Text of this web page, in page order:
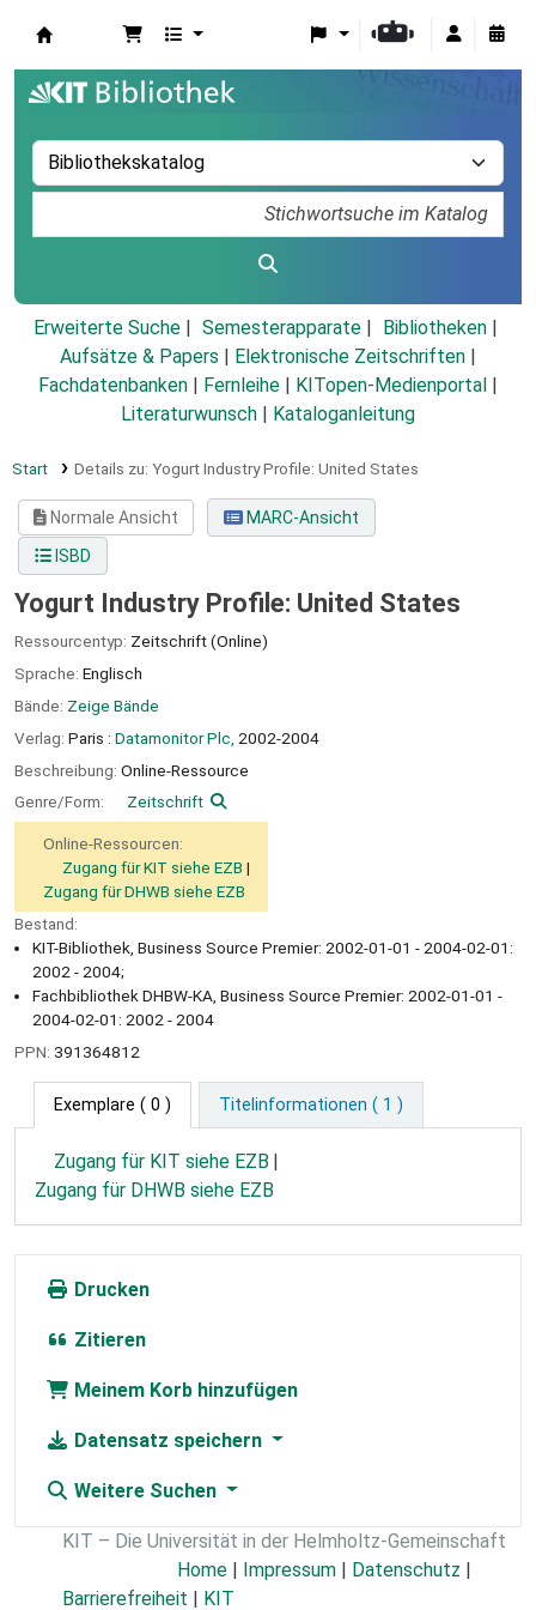
Erweiterte Suche Semesterapparate
Bibliotheken
Aufsätze & Papers
Elektronische Zeitschriften
Fachdatenbanken
Fernleihe KITopen-Medienportal
Literaturwunsch
Kataloganleitung
Start Details zu: Yogurt Industry Profile: United States
Normale Ansicht
MARC-Ansicht
ISBD
Yogurt Industry Profile: United States
Ressourcentyp: Zeitschrift (Online)
Sprache: Englisch
Bände: Zeige Bände
Verlag: Paris : Datamonitor Plc, 2002-2004
Beschreibung: Online-Ressource
Genre/Form:
Zeitschrift
Online-Ressourcen:
Zugang für KIT siehe EZB
Zugang für DHWB siehe EZB
Bestand:
KIT-Bibliothek, Business Source Premier: 2002-01-01 - 2004-02-01:
2002 - 2004;
Fachbibliothek DHBW-KA, Business Source Premier: 2002-01-01 -
2004-02-01: 2002 - 2004
PPN: 391364812
Exemplare ( 0 ) Titelinformationen ( 1 )
Zugang für KIT siehe EZB
Zugang für DHWB siehe EZB
Drucken
Zitieren
Meinem Korb hinzufügen
Datensatz speichern
Weitere Suchen
KIT – Die Universität in der Helmholtz-Gemeinschaft
Home | Impressum | Datenschutz |
Barrierefreiheit | KIT